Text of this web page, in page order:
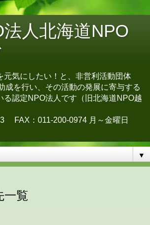
人北海道NPO
元気にしたい！と、非営利活動団体
成を行い、その活動の発展に寄与する
る認定NPO法人です（旧北海道NPO越
FAX：011-200-0974 月～金曜日
▼
一覧